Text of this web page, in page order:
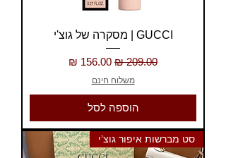
GUCCI | מסקרה של גוצ'י
מחיר רגיל מחיר מבצע
משלוח חינם
הוספה לסל
סט מברשות איפור גוצ’י